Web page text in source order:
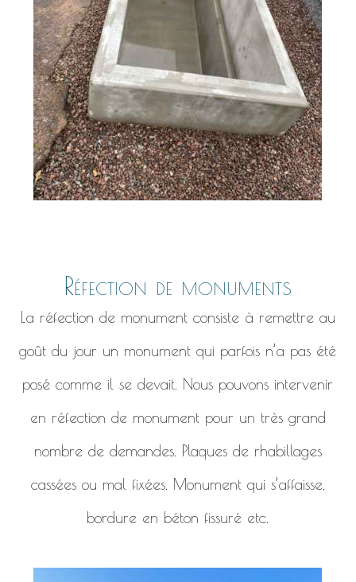
Réfection de monuments
La réfection de monument consiste à remettre au
goût du jour un monument qui parfois n’a pas été
posé comme il se devait. Nous pouvons intervenir
en réfection de monument pour un très grand
nombre de demandes. Plaques de rhabillages
cassées ou mal fixées. Monument qui s’affaisse,
bordure en béton fissuré etc.